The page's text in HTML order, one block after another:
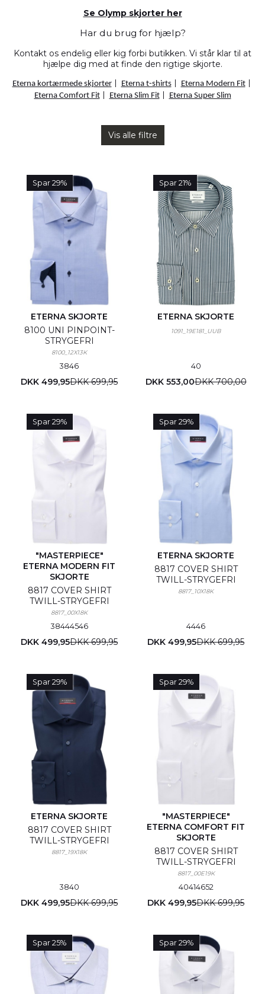
Se Olymp skjorter her
Har du brug for hjælp?
Kontakt os endelig eller kig forbi butikken. Vi står klar til at
hjælpe dig med at finde den rigtige skjorte.
Eterna kortærmede skjorter| Eterna t-shirts| Eterna Modern Fit|
Eterna Comfort Fit| Eterna Slim Fit| Eterna Super Slim
Vis alle filtre
Spar 29%
ETERNA SKJORTE
8100 UNI PINPOINT-
STRYGEFRI
8100_12X13K
3846
DKK 499,95DKK 699,95
Spar 21%
ETERNA SKJORTE
1091_19E181_UUB
40
DKK 553,00DKK 700,00
Spar 29%
"MASTERPIECE"
ETERNA MODERN FIT
SKJORTE
8817 COVER SHIRT
TWILL-STRYGEFRI
8817_00X18K
38444546
DKK 499,95DKK 699,95
Spar 29%
ETERNA SKJORTE
8817 COVER SHIRT
TWILL-STRYGEFRI
8817_10X18K
4446
DKK 499,95DKK 699,95
Spar 29%
ETERNA SKJORTE
8817 COVER SHIRT
TWILL-STRYGEFRI
8817_19X18K
3840
DKK 499,95DKK 699,95
Spar 29%
"MASTERPIECE"
ETERNA COMFORT FIT
SKJORTE
8817 COVER SHIRT
TWILL-STRYGEFRI
8817_00E19K
40414652
DKK 499,95DKK 699,95
Spar 25% Spar 29%